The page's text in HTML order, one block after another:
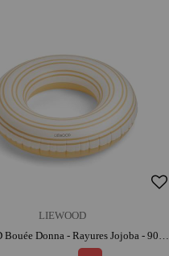
LIEWOOD
LIEWOOD Bouée Donna - Rayures Jojoba - 90 cm | dès 3 ans | activité plein air | facile à transporter | jeu de plage